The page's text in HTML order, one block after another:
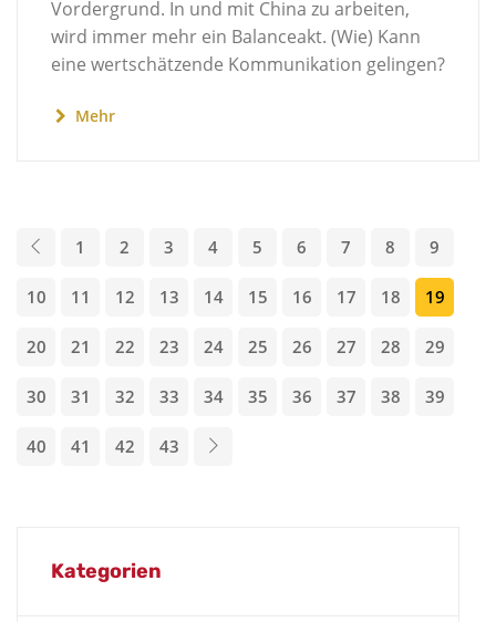
Vordergrund. In und mit China zu arbeiten,
wird immer mehr ein Balanceakt. (Wie) Kann
eine wertschätzende Kommunikation gelingen?
Mehr
1 2 3 4 5 6 7 8 9
10 11 12 13 14 15 16 17 18 19
20 21 22 23 24 25 26 27 28 29
30 31 32 33 34 35 36 37 38 39
40 41 42 43
Kategorien